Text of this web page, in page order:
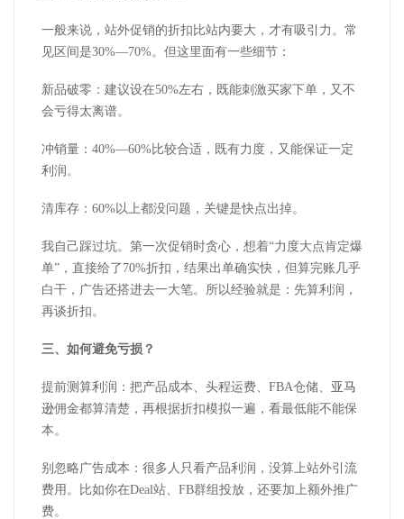
一般来说，站外促销的折扣比站内要大，才有吸引力。常
见区间是30%—70%。但这里面有一些细节：
新品破零：建议设在50%左右，既能刺激买家下单，又不
会亏得太离谱。
冲销量：40%—60%比较合适，既有力度，又能保证一定
利润。
清库存：60%以上都没问题，关键是快点出掉。
我自己踩过坑。第一次促销时贪心，想着“力度大点肯定爆
单”，直接给了70%折扣，结果出单确实快，但算完账几乎
白干，广告还搭进去一大笔。所以经验就是：先算利润，
再谈折扣。
三、如何避免亏损？
提前测算利润：把产品成本、头程运费、FBA仓储、 亚马
逊佣金都算清楚，再根据折扣模拟一遍，看最低能不能保
本。
别忽略广告成本：很多人只看产品利润，没算上站外引流
费用。比如你在Deal站、FB群组投放，还要加上额外推广
费。